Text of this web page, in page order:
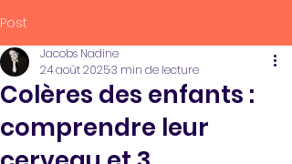
Post
Colères des enfants :
comprendre leur
Jacobs Nadine
24 août 20253 min de lecture